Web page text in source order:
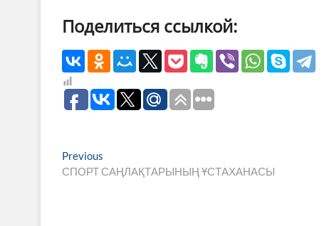
Поделиться ссылкой:
Навигация
по
Previous
post:
СПОРТ САҢЛАҚТАРЫНЫҢ ҰСТАХАНАСЫ